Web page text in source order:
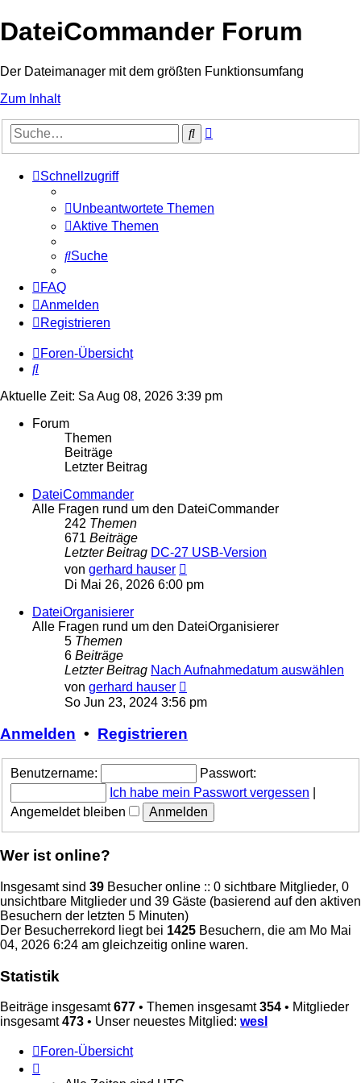
DateiCommander Forum
Der Dateimanager mit dem größten Funktionsumfang
Zum Inhalt
Suche
Schnellzugriff
Unbeantwortete Themen
Aktive Themen
Suche
FAQ
Anmelden
Registrieren
Foren-Übersicht
Suche
Aktuelle Zeit: Sa Aug 08, 2026 3:39 pm
Forum
Themen
Beiträge
Letzter Beitrag
DateiCommander
Alle Fragen rund um den DateiCommander
242 Themen
671 Beiträge
Letzter Beitrag DC-27 USB-Version
von gerhard hauser
Beitrag
Di Mai 26, 2026 6:00 pm
DateiOrganisierer
Alle Fragen rund um den DateiOrganisierer
5 Themen
6 Beiträge
Letzter Beitrag Nach Aufnahmedatum auswählen
von gerhard hauser
Beitrag
So Jun 23, 2024 3:56 pm
Anmelden • Registrieren
Benutzername:
Passwort:
Ich habe mein Passwort vergessen
Angemeldet bleiben
Wer ist online?
Insgesamt sind 39 Besucher online :: 0 sichtbare Mitglieder, 0
unsichtbare Mitglieder und 39 Gäste (basierend auf den aktiven
Besuchern der letzten 5 Minuten)
Der Besucherrekord liegt bei 1425 Besuchern, die am Mo Mai
04, 2026 6:24 am gleichzeitig online waren.
Statistik
Beiträge insgesamt677 • Themen insgesamt354 • Mitglieder
insgesamt473 • Unser neuestes Mitglied: wesl
Foren-Übersicht